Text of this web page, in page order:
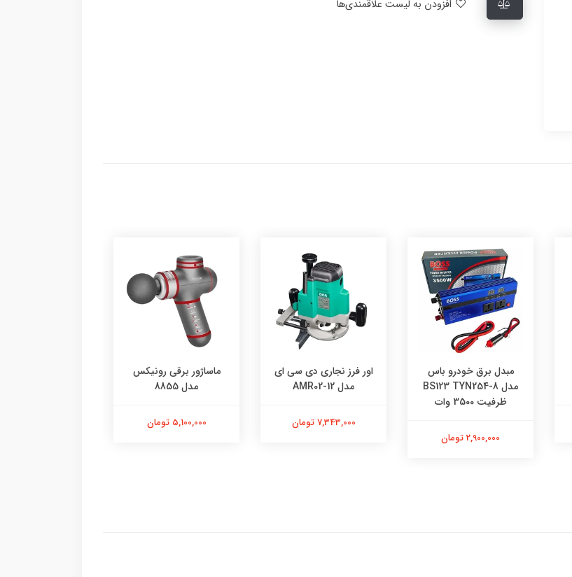
مبدل برق خودرو باس
مدل BS123 TYN254-8
ظرفیت 3500 وات
2,900,000 تومان
اور فرز نجاری دی سی ای
مدل AMR02-12
7,343,000 تومان
ماساژور برقی رونیکس
مدل 8855
5,100,000 تومان